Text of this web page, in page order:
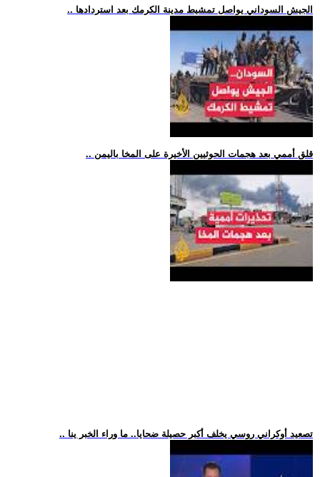
.. الجيش السوداني يواصل تمشيط مدينة الكرمك بعد استردادها
.. قلق أممي بعد هجمات الحوثيين الأخيرة على المخا باليمن
.. تصعيد أوكراني روسي يخلف أكبر حصيلة ضحايا.. ما وراء الخبر ينا